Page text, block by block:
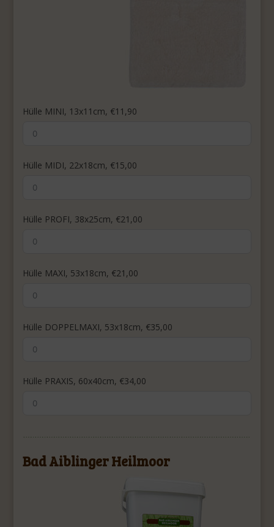
Hülle MINI, 13x11cm, €11,90
Hülle MIDI, 22x18cm, €15,00
Hülle PROFI, 38x25cm, €21,00
Hülle MAXI, 53x18cm, €21,00
Hülle DOPPELMAXI, 53x18cm, €35,00
Hülle PRAXIS, 60x40cm, €34,00
Bad Aiblinger Heilmoor